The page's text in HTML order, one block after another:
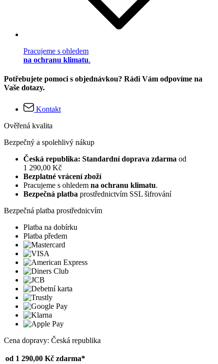
Pracujeme s ohledem
na ochranu klimatu.
Potřebujete pomoci s objednávkou? Rádi Vám odpovíme na
Vaše dotazy.
Kontakt
Ověřená kvalita
Bezpečný a spolehlivý nákup
Česká republika: Standardní doprava zdarma od
1 290,00 Kč
Bezplatné vrácení zboží
Pracujeme s ohledem na ochranu klimatu.
Bezpečná platba prostřednictvím SSL šifrování
Bezpečná platba prostřednicvím
Platba na dobírku
Platba předem
Cena dopravy: Česká republika
od 1 290,00 Kč zdarma*